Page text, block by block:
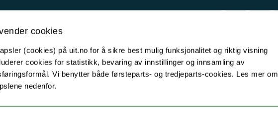
cookies
(cookies) på uit.no for å sikre best mulig funksjonalitet og riktig visning
cookies for statistikk, bevaring av innstillinger og innsamling av
Vi benytter både førsteparts- og tredjeparts-cookies. Les mer om
nedenfor.
For media
For skoler
Ledige stillinger
English website
Logg inn